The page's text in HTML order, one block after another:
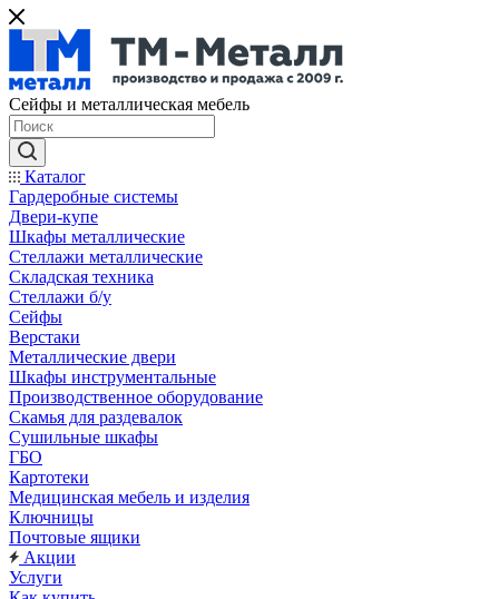
Сейфы и металлическая мебель
Каталог
Гардеробные системы
Двери-купе
Шкафы металлические
Стеллажи металлические
Складская техника
Стеллажи б/у
Сейфы
Верстаки
Металлические двери
Шкафы инструментальные
Производственное оборудование
Скамья для раздевалок
Сушильные шкафы
ГБО
Картотеки
Медицинская мебель и изделия
Ключницы
Почтовые ящики
Акции
Услуги